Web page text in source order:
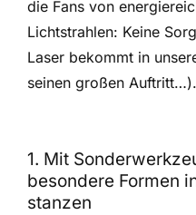
die Fans von
Lichtstrahlen: Keine
Laser bekommt in
seinen großen Auftritt…).
1. Mit
besondere Formen
stanzen